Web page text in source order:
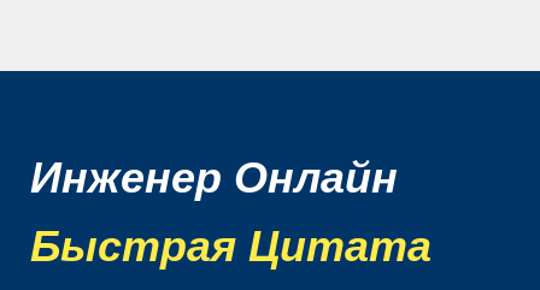
Инженер Онлайн
Быстрая Цитата